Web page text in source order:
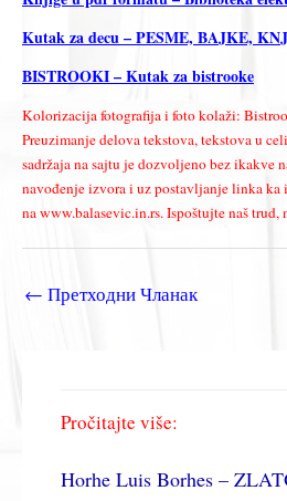
Kutak za decu – PESME, BAJKE,
BISTROOKI – Kutak za bistrooke
Kolorizacija fotografija i foto kolaži:
Preuzimanje delova tekstova, tekstova u
sadržaja na sajtu je dozvoljeno bez ikakve
navođenje izvora i uz postavljanje linka
na www.balasevic.in.rs. Ispoštujte naš
← Претходни Чланак
Pročitajte više:
Horhe Luis Borhes –